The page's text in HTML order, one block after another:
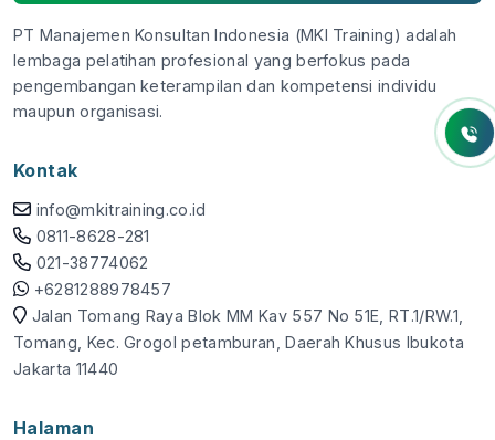
PT Manajemen Konsultan Indonesia (MKI Training) adalah
lembaga pelatihan profesional yang berfokus pada
pengembangan keterampilan dan kompetensi individu
maupun organisasi.
Kontak
info@mkitraining.co.id
0811-8628-281
021-38774062
+6281288978457
Jalan Tomang Raya Blok MM Kav 557 No 51E, RT.1/RW.1,
Tomang, Kec. Grogol petamburan, Daerah Khusus Ibukota
Jakarta 11440
Halaman